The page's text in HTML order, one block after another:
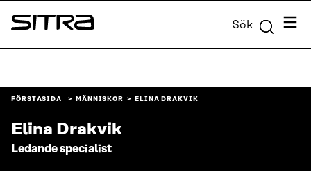
Skip to
content
Sitra Sök Meny
FÖRSTASIDA MÄNNISKOR ELINA DRAKVIK
Elina Drakvik
Ledande specialist